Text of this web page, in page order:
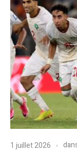
1 juillet 2026